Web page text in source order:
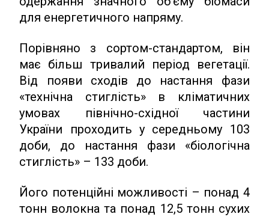
для енергетичного напряму.
Порівняно з сортом-стандартом, він
має більш тривалий період вегетації.
Від появи сходів до настання фази
«технічна стиглість» в кліматичних
умовах північно-східної частини
України проходить у середньому 103
доби, до настання фази «біологічна
стиглість» – 133 доби.
Його потенційні можливості – понад 4
тонн волокна та понад 12,5 тонн сухих